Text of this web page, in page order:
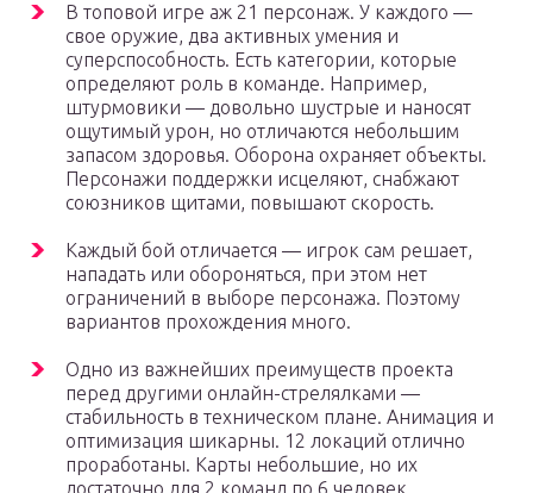
В топовой игре аж 21 персонаж. У каждого —
свое оружие, два активных умения и
суперспособность. Есть категории, которые
определяют роль в команде. Например,
штурмовики — довольно шустрые и наносят
ощутимый урон, но отличаются небольшим
запасом здоровья. Оборона охраняет объекты.
Персонажи поддержки исцеляют, снабжают
союзников щитами, повышают скорость.
Каждый бой отличается — игрок сам решает,
нападать или обороняться, при этом нет
ограничений в выборе персонажа. Поэтому
вариантов прохождения много.
Одно из важнейших преимуществ проекта
перед другими онлайн-стрелялками —
стабильность в техническом плане. Анимация и
оптимизация шикарны. 12 локаций отлично
проработаны. Карты небольшие, но их